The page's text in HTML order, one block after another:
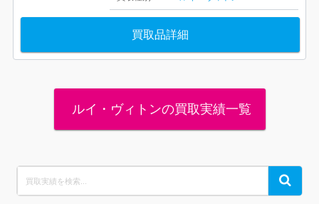
買取品詳細
ルイ・ヴィトンの買取実績一覧
for:
Search